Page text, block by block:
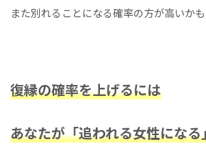
また別れることになる確率の方が高いかも
復縁の確率を上げるには
あなたが「追われる女性になる